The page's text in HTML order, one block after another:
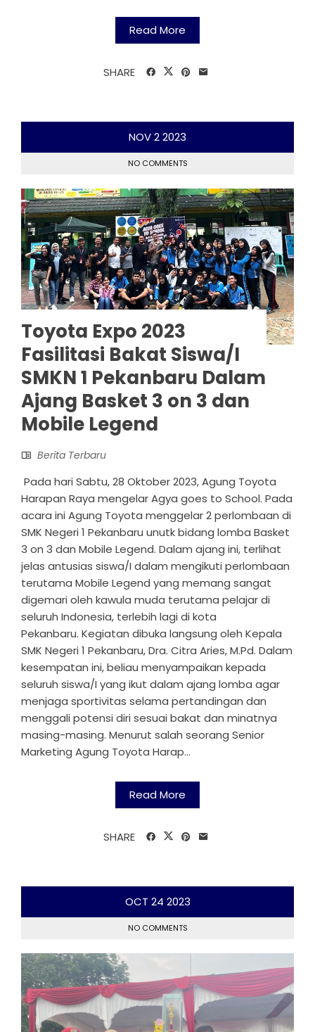
Read More
SHARE
NOV22023
NO COMMENTS
Toyota Expo 2023
Fasilitasi Bakat Siswa/I
SMKN 1 Pekanbaru Dalam
Ajang Basket 3 on 3 dan
Mobile Legend
Berita Terbaru
Pada hari Sabtu, 28 Oktober 2023, Agung Toyota
Harapan Raya mengelar Agya goes to School. Pada
acara ini Agung Toyota menggelar 2 perlombaan di
SMK Negeri 1 Pekanbaru unutk bidang lomba Basket
3 on 3 dan Mobile Legend. Dalam ajang ini, terlihat
jelas antusias siswa/I dalam mengikuti perlombaan
terutama Mobile Legend yang memang sangat
digemari oleh kawula muda terutama pelajar di
seluruh Indonesia, terlebih lagi di kota
Pekanbaru. Kegiatan dibuka langsung oleh Kepala
SMK Negeri 1 Pekanbaru, Dra. Citra Aries, M.Pd. Dalam
kesempatan ini, beliau menyampaikan kepada
seluruh siswa/I yang ikut dalam ajang lomba agar
menjaga sportivitas selama pertandingan dan
menggali potensi diri sesuai bakat dan minatnya
masing-masing. Menurut salah seorang Senior
Marketing Agung Toyota Harap...
Read More
SHARE
OCT 24 2023
NO COMMENTS